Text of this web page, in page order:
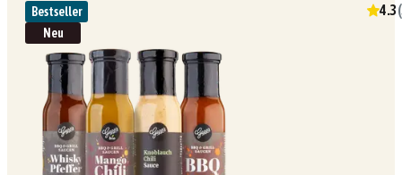
Bestseller
Neu
4.3(